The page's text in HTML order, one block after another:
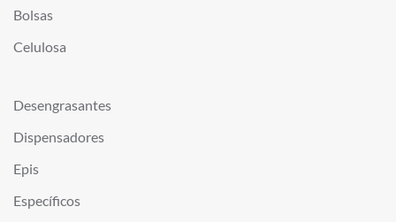
Bolsas
Celulosa
Desengrasantes
Dispensadores
Epis
Específicos